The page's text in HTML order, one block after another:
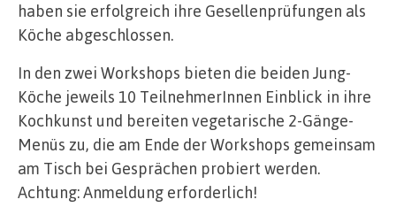
haben sie erfolgreich ihre Gesellenprüfungen als
Köche abgeschlossen.
In den zwei Workshops bieten die beiden Jung-
Köche jeweils 10 TeilnehmerInnen Einblick in ihre
Kochkunst und bereiten vegetarische 2-Gänge-
Menüs zu, die am Ende der Workshops gemeinsam
am Tisch bei Gesprächen probiert werden.
Achtung: Anmeldung erforderlich!